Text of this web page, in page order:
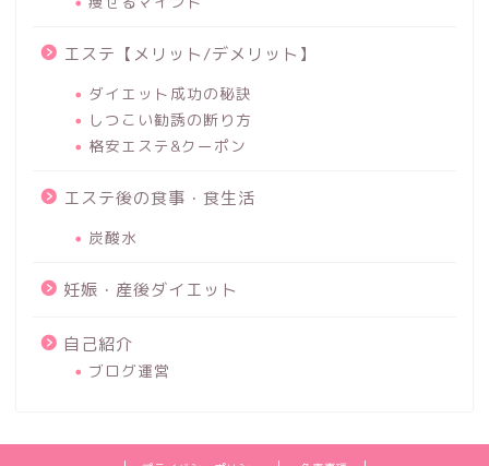
エステ【メリット/デメリット】
ダイエット成功の秘訣
しつこい勧誘の断り方
格安エステ&クーポン
エステ後の食事・食生活
炭酸水
妊娠・産後ダイエット
自己紹介
ブログ運営